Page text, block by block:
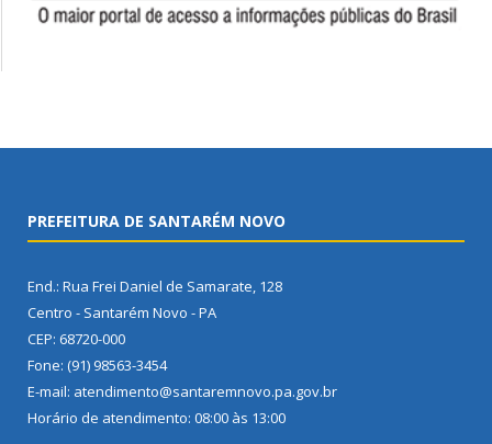
PREFEITURA DE SANTARÉM NOVO
End.: Rua Frei Daniel de Samarate, 128
Centro - Santarém Novo - PA
CEP: 68720-000
Fone: (91) 98563-3454
E-mail: atendimento@santaremnovo.pa.gov.br
Horário de atendimento: 08:00 às 13:00